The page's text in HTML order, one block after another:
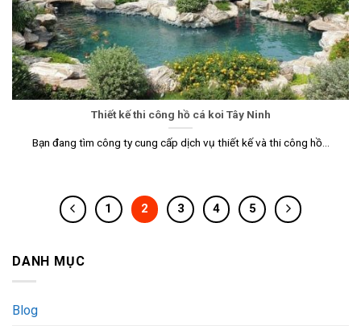
Thiết kế thi công hồ cá koi Tây Ninh
Bạn đang tìm công ty cung cấp dịch vụ thiết kế và thi công hồ...
1 2 3 4 5
DANH MỤC
Blog